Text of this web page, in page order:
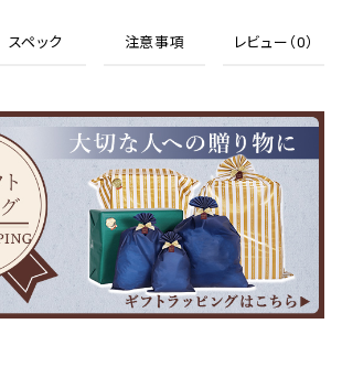
スペック 注意事項 レビュー（0）